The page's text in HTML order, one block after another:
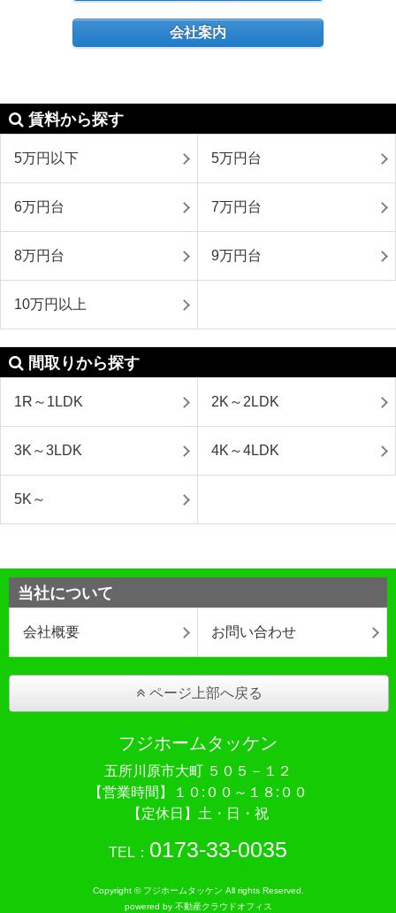
会社案内
賃料から探す
5万円以下 5万円台
6万円台 7万円台
8万円台 9万円台
10万円以上
間取りから探す
1R～1LDK 2K～2LDK
3K～3LDK 4K～4LDK
5K～
当社について
会社概要 お問い合わせ
ページ上部へ戻る
フジホームタッケン
五所川原市大町 ５０５－１２
【営業時間】１０:００～１８:００
【定休日】土・日・祝
TEL： 0173-33-0035
Copyright © フジホームタッケン All rights Reserved.
powered by 不動産クラウドオフィス